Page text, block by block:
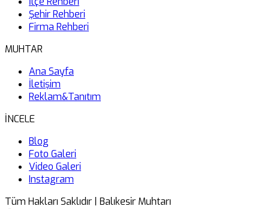
Şehir Rehberi
Firma Rehberi
MUHTAR
Ana Sayfa
İletişim
Reklam&Tanıtım
İNCELE
Blog
Foto Galeri
Video Galeri
Instagram
Tüm Hakları Saklıdır | Balıkesir Muhtarı